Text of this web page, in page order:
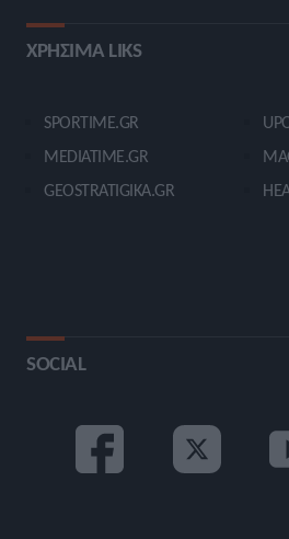
ΧΡΗΣΙΜΑ LIKS
SPORTIME.GR
MEDIATIME.GR
GEOSTRATIGIKA.GR
SOCIAL